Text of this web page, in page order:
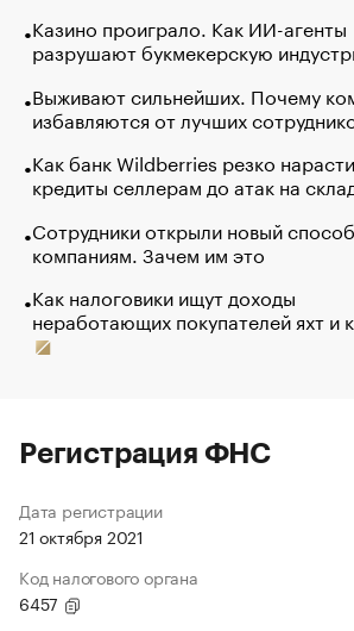
Казино проиграло. Как ИИ-агенты
разрушают букмекерскую
Выживают сильнейших. Почему
избавляются от лучших
Как банк Wildberries резко
кредиты селлерам до атак на
Сотрудники открыли новый
компаниям. Зачем им это
Как налоговики ищут доходы
неработающих покупателей яхт и
Регистрация ФНС
Дата регистрации
21 октября 2021
Код налогового органа
6457